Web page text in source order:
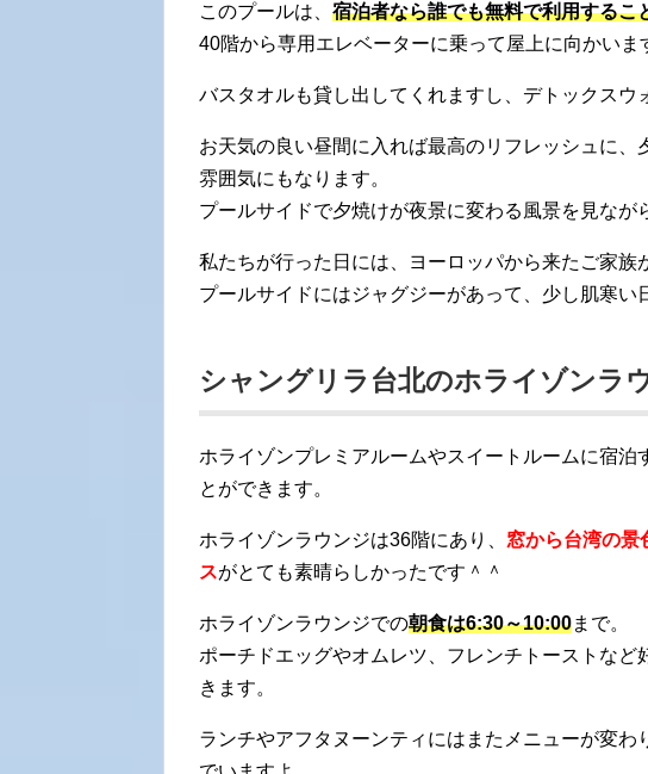
このプールは、 宿泊者なら誰でも無料で利用するこ
40階から専用エレベーターに乗って屋上に向かいま
バスタオルも貸し出してくれますし、デトックスウ
お天気の良い昼間に入れば最高のリフレッシュに
雰囲気にもなります。
プールサイドで夕焼けが夜景に変わる風景を見なが
私たちが行った日には、ヨーロッパから来たご家族
プールサイドにはジャグジーがあって、少し肌寒い
シャングリラ台北のホライゾンラ
ホライゾンプレミアルームやスイートルームに宿泊
とができます。
ホライゾンラウンジは36階にあり、 窓から台湾の景
スがとても素晴らしかったです＾＾
ホライゾンラウンジでの朝食は6:30～10:00まで。
ポーチドエッグやオムレツ、フレンチトーストな
きます。
ランチやアフタヌーンティにはまたメニューが変